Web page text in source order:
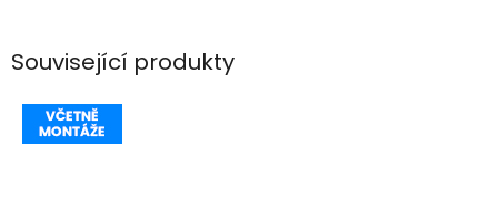
Související produkty